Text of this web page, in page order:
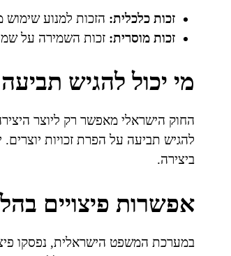
זכות כלכלית: הזכות למנוע שימוש
זכות מוסרית: זכות השמירה על
מי יכול להגיש
החוק הישראלי מאפשר רק ליוצר
להגיש תביעה על הפרת זכויות
ביצירה.
אפשרות פיצויים
במערכת המשפט הישראלית, נפסקו